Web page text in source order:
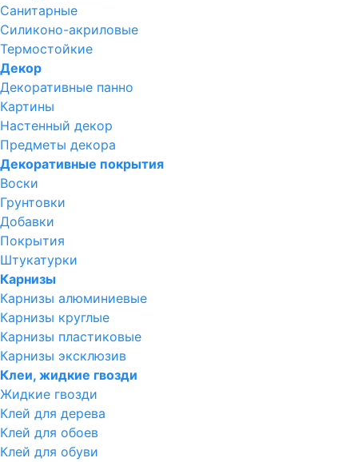
Санитарные
Силиконо-акриловые
Термостойкие
Декор
Декоративные панно
Картины
Настенный декор
Предметы декора
Декоративные покрытия
Воски
Грунтовки
Добавки
Покрытия
Штукатурки
Карнизы
Карнизы алюминиевые
Карнизы круглые
Карнизы пластиковые
Карнизы эксклюзив
Клеи, жидкие гвозди
Жидкие гвозди
Клей для дерева
Клей для обоев
Клей для обуви